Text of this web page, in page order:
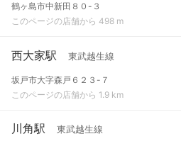
鶴ヶ島市中新田８０-３
このページの店舗から 498 m
西大家駅 東武越生線
坂戸市大字森戸６２３-７
このページの店舗から 1.9 km
川角駅 東武越生線